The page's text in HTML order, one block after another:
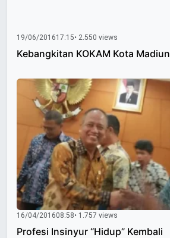
19/06/201617:15• 2.550 views
Kebangkitan KOKAM Kota Madiun
16/04/201608:58• 1.757 views
Profesi Insinyur “Hidup” Kembali